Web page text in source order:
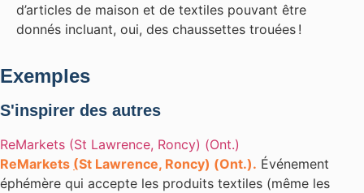
d’articles de maison et de textiles pouvant être
donnés incluant, oui, des chaussettes trouées !
Exemples
S'inspirer des autres
ReMarkets (St Lawrence, Roncy) (Ont.)
ReMarkets (St Lawrence, Roncy) (Ont.). Événement
éphémère qui accepte les produits textiles (même les